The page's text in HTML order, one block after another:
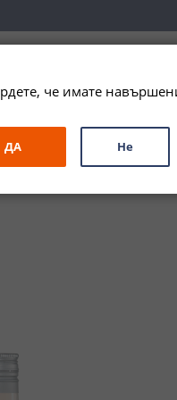
ЗА ПОДАРЪК ПРОМО
че имате
ДА Не